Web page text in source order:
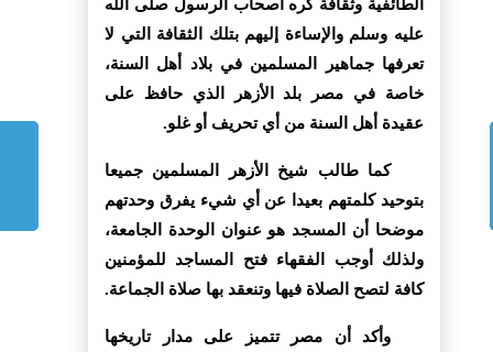
الطائفية وثقافة كره أصحاب الرسول صلى الله
عليه وسلم والإساءة إليهم بتلك الثقافة التي لا
تعرفها جماهير المسلمين في بلاد أهل السنة،
خاصة في مصر بلد الأزهر الذي حافظ على
عقيدة أهل السنة من أي تحريف أو غلو.
كما طالب شيخ الأزهر المسلمين جميعا
بتوحيد كلمتهم بعيدا عن أي شيء يفرق وحدتهم
موضحا أن المسجد هو عنوان الوحدة الجامعة،
ولذلك أوجب الفقهاء فتح المساجد للمؤمنين
كافة لتصح الصلاة فيها وتنعقد بها صلاة الجماعة.
وأكد أن مصر تتميز على مدار تاريخها